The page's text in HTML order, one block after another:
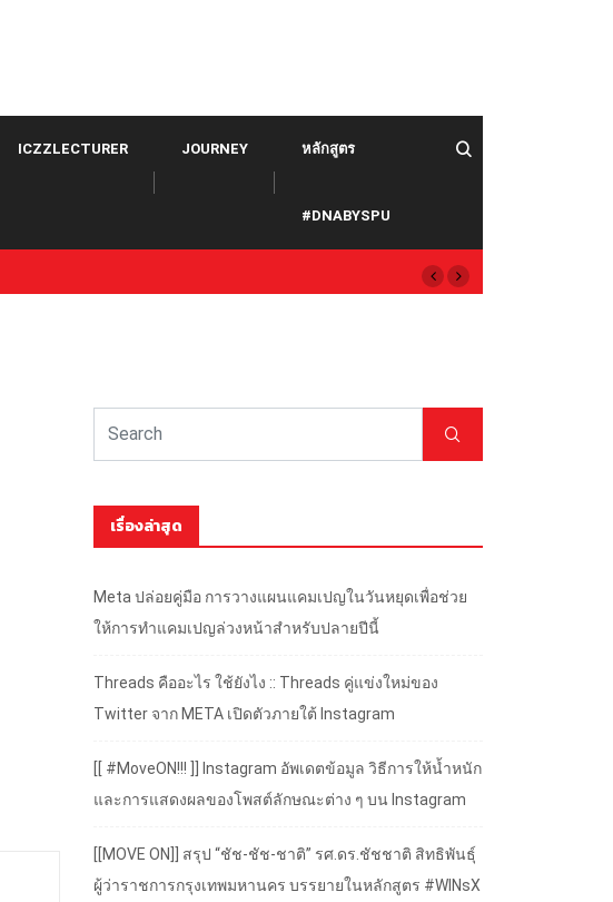
ICZZLECTURER JOURNEY หลักสูตร
#DNABYSPU
เรื่องล่าสุด
Meta ปล่อยคู่มือ การวางแผนแคมเปญในวันหยุดเพื่อช่วย
ให้การทำแคมเปญล่วงหน้าสำหรับปลายปีนี้
Threads คืออะไร ใช้ยังไง :: Threads คู่แข่งใหม่ของ
Twitter จาก META เปิดตัวภายใต้ Instagram
[[ #MoveON!!! ]] Instagram อัพเดตข้อมูล วิธีการให้น้ำหนัก
และการแสดงผลของโพสต์ลักษณะต่าง ๆ บน Instagram
[[MOVE ON]] สรุป “ชัช-ชัช-ชาติ” รศ.ดร.ชัชชาติ สิทธิพันธุ์
ผู้ว่าราชการกรุงเทพมหานคร บรรยายในหลักสูตร #WINsX